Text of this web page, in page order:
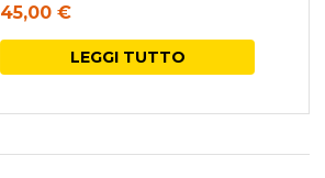
45,00 €
LEGGI TUTTO